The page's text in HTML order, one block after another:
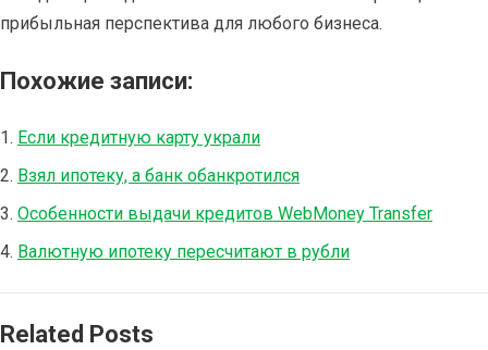
прибыльная перспектива для любого бизнеса.
Похожие записи:
Если кредитную карту украли
Взял ипотеку, а банк обанкротился
Особенности выдачи кредитов WebMoney Transfer
Валютную ипотеку пересчитают в рубли
Related Posts